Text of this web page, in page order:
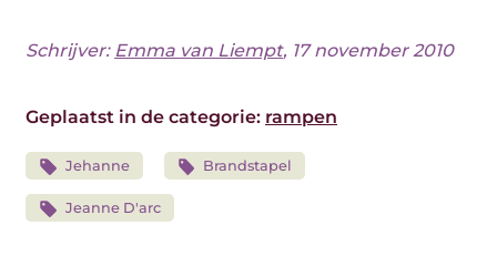
Schrijver: Emma van Liempt, 17 november 2010
Geplaatst in de categorie: rampen
Jehanne Brandstapel
Jeanne D'arc